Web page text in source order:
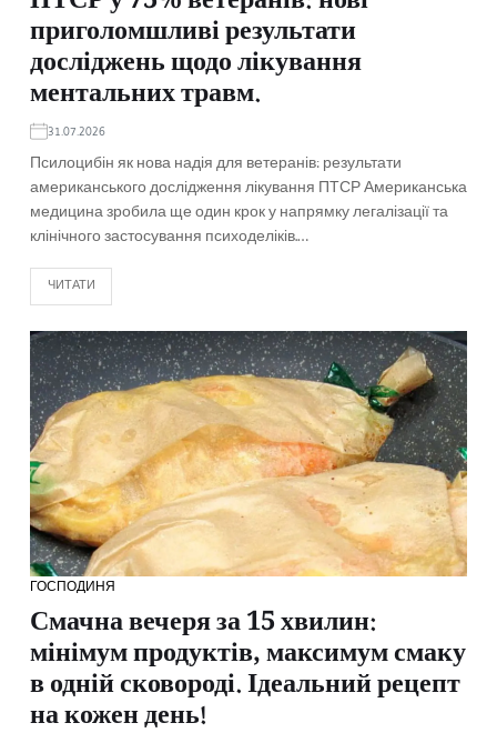
приголомшливі результати
досліджень щодо лікування
ментальних травм.
31.07.2026
Псилоцибін як нова надія для ветеранів: результати
американського дослідження лікування ПТСР Американська
медицина зробила ще один крок у напрямку легалізації та
клінічного застосування психоделіків.…
ЧИТАТИ
ГОСПОДИНЯ
Смачна вечеря за 15 хвилин:
мінімум продуктів, максимум смаку
в одній сковороді. Ідеальний рецепт
на кожен день!